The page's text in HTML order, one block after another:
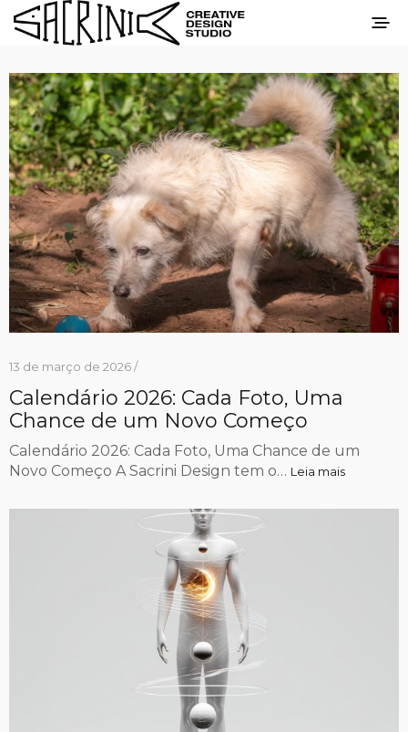
13 de março de 2026 /
Calendário 2026: Cada Foto, Uma
Chance de um Novo Começo
Calendário 2026: Cada Foto, Uma Chance de um
Novo Começo A Sacrini Design tem o… Leia mais